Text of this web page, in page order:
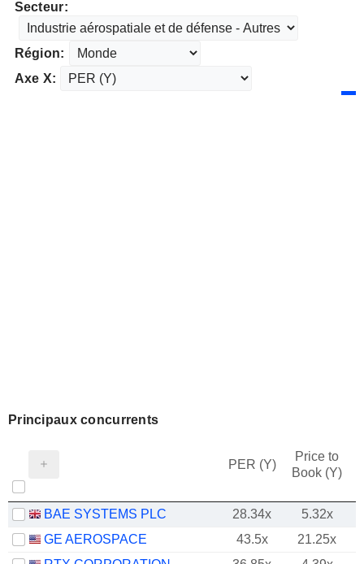
Secteur:
Région:
Axe X:
Principaux concurrents
PER (Y)
Price to
Book (Y)
BAE SYSTEMS PLC 28.34x
5.32x
GE AEROSPACE
43.5x
21.25x